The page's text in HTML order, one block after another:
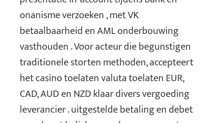
onanisme verzoeken , met VK
betaalbaarheid en AML onderbouwing
vasthouden . Voor acteur die begunstigen
traditionele storten methoden, accepteert
het casino toelaten valuta toelaten EUR,
CAD, AUD en NZD klaar divers vergoeding
leverancier . uitgestelde betaling en debet